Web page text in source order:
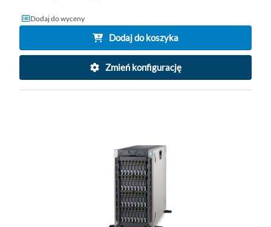
Dodaj do wyceny
Dodaj do koszyka
Zmień konfigurację